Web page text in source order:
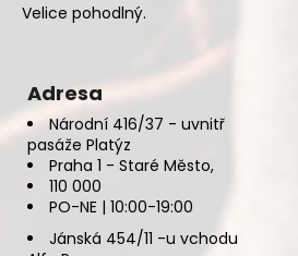
Velice pohodlný.
Adresa
Národní 416/37 - uvnitř
pasáže Platýz
Praha 1 - Staré Město,
110 000
PO-NE | 10:00-19:00
Jánská 454/11 -u vchodu